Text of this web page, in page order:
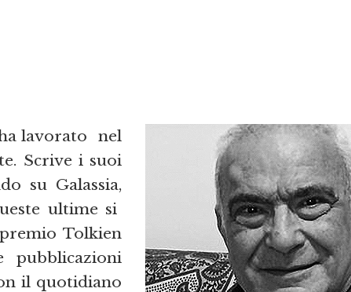
lavorato nel
Scrive i suoi
su Galassia,
ultime si
Tolkien
il quotidiano